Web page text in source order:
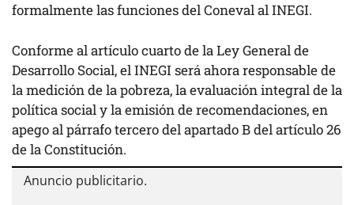
formalmente las funciones del Coneval al INEGI.
Conforme al artículo cuarto de la Ley General de
Desarrollo Social, el INEGI será ahora responsable de
la medición de la pobreza, la evaluación integral de la
política social y la emisión de recomendaciones, en
apego al párrafo tercero del apartado B del artículo 26
de la Constitución.